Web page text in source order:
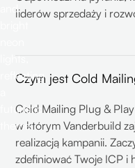
liderów sprzedaży i
Czym jest Cold
Cold Mailing Plug &
w którym Vanderbuild
realizacją kampanii.
zdefiniować Twoje ICP i